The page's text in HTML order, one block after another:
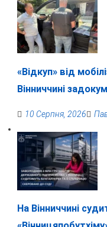
«Відкуп» від
Вінниччині
10 Серпня, 2026
На Вінниччині